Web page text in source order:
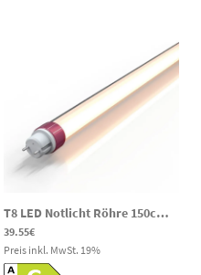
T8 LED Notlicht Röhre 150cm AC/DC 18/20/25W 3000/4000/6000K 120–300V DC
39.55€
Preis inkl. MwSt. 19%